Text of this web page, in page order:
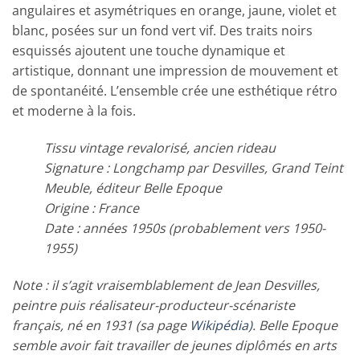
angulaires et asymétriques en orange, jaune, violet et
blanc, posées sur un fond vert vif. Des traits noirs
esquissés ajoutent une touche dynamique et
artistique, donnant une impression de mouvement et
de spontanéité. L’ensemble crée une esthétique rétro
et moderne à la fois.
Tissu vintage revalorisé, ancien rideau
Signature : Longchamp par Desvilles, Grand Teint
Meuble, éditeur Belle Epoque
Origine : France
Date : années 1950s (probablement vers 1950-
1955)
Note : il s’agit vraisemblablement de Jean Desvilles,
peintre puis réalisateur-producteur-scénariste
français, né en 1931 (sa page Wikipédia). Belle Epoque
semble avoir fait travailler de jeunes diplômés en arts